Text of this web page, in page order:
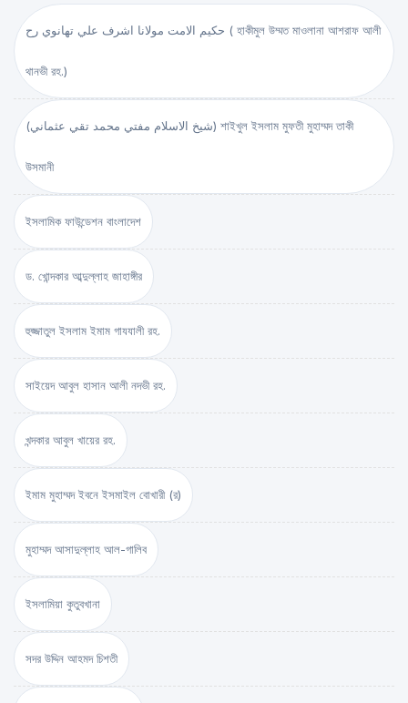
حكيم الامت مولانا اشرف علي تهانوي رح ( হাকীমুল উম্মত মাওলানা আশরাফ আলী
থানভী রহ.)
(شيخ الاسلام مفتي محمد تقي عثماني) শাইখুল ইসলাম মুফতী মুহাম্মদ তাকী
উসমানী
ইসলামিক ফাউন্ডেশন বাংলাদেশ
ড. খোন্দকার আব্দুল্লাহ জাহাঙ্গীর
হুজ্জাতুল ইসলাম ইমাম গাযযালী রহ.
সাইয়েদ আবুল হাসান আলী নদভী রহ.
খন্দকার আবুল খায়ের রহ.
ইমাম মুহাম্মদ ইবনে ইসমাইল বোখারী (র)
মুহাম্মদ আসাদুল্লাহ আল-গালিব
ইসলামিয়া কুতুবখানা
সদর উদ্দিন আহমদ চিশতী